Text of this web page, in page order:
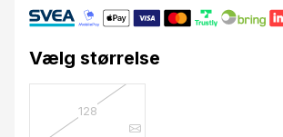
Vælg størrelse
128